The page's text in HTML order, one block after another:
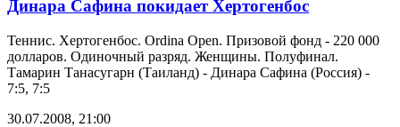
Динара Сафина покидает Хертогенбос
Теннис. Хертогенбос. Ordina Open. Призовой фонд - 220 000
долларов. Одиночный разряд. Женщины. Полуфинал.
Тамарин Танасугарн (Таиланд) - Динара Сафина (Россия) -
7:5, 7:5
30.07.2008, 21:00